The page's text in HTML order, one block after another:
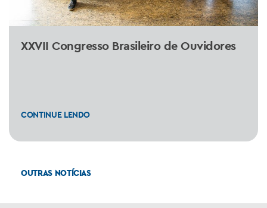
XXVII Congresso Brasileiro de Ouvidores
CONTINUE LENDO
OUTRAS NOTÍCIAS